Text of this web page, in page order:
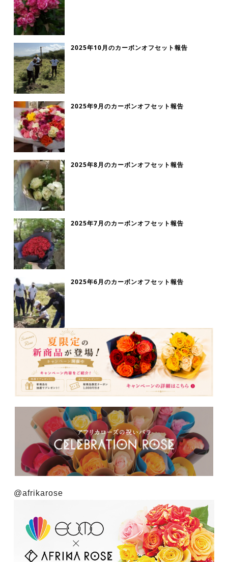
2025年10月のカーボンオフセット報告
2025年9月のカーボンオフセット報告
2025年8月のカーボンオフセット報告
2025年7月のカーボンオフセット報告
2025年6月のカーボンオフセット報告
@afrikarose